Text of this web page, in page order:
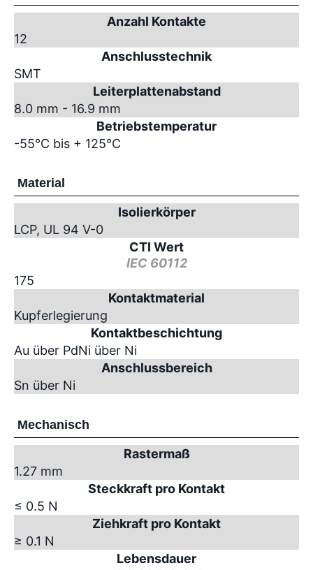
Anzahl Kontakte
12
Anschlusstechnik
SMT
Leiterplattenabstand
8.0 mm - 16.9 mm
Betriebstemperatur
-55°C bis + 125°C
Material
Isolierkörper
LCP, UL 94 V-0
CTI Wert
IEC 60112
175
Kontaktmaterial
Kupferlegierung
Kontaktbeschichtung
Au über PdNi über Ni
Anschlussbereich
Sn über Ni
Mechanisch
Rastermaß
1.27 mm
Steckkraft pro Kontakt
≤ 0.5 N
Ziehkraft pro Kontakt
≥ 0.1 N
Lebensdauer